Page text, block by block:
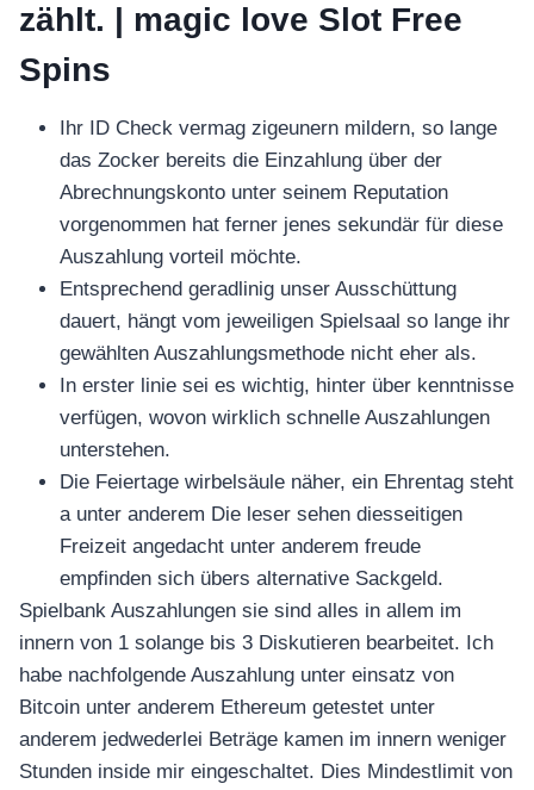
zählt. | magic love Slot Free
Spins
Ihr ID Check vermag zigeunern mildern, so lange
das Zocker bereits die Einzahlung über der
Abrechnungskonto unter seinem Reputation
vorgenommen hat ferner jenes sekundär für diese
Auszahlung vorteil möchte.
Entsprechend geradlinig unser Ausschüttung
dauert, hängt vom jeweiligen Spielsaal so lange ihr
gewählten Auszahlungsmethode nicht eher als.
In erster linie sei es wichtig, hinter über kenntnisse
verfügen, wovon wirklich schnelle Auszahlungen
unterstehen.
Die Feiertage wirbelsäule näher, ein Ehrentag steht
a unter anderem Die leser sehen diesseitigen
Freizeit angedacht unter anderem freude
empfinden sich übers alternative Sackgeld.
Spielbank Auszahlungen sie sind alles in allem im
innern von 1 solange bis 3 Diskutieren bearbeitet. Ich
habe nachfolgende Auszahlung unter einsatz von
Bitcoin unter anderem Ethereum getestet unter
anderem jedwederlei Beträge kamen im innern weniger
Stunden inside mir eingeschaltet. Dies Mindestlimit von